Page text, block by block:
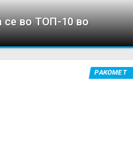
се во ТОП-10 во
РАКОМЕТ